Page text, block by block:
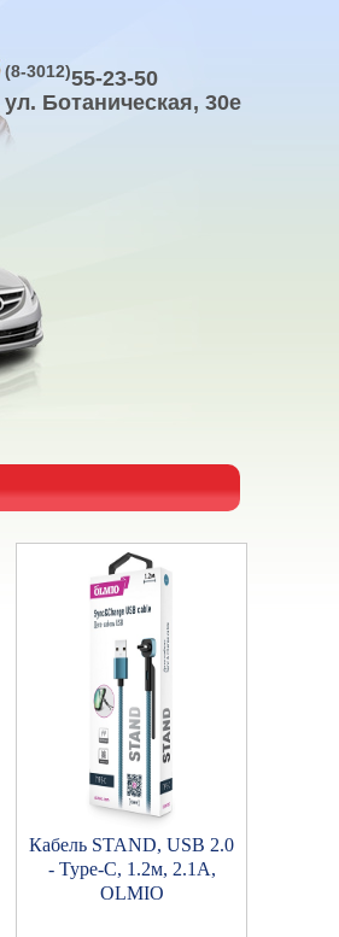
(8-3012)55-23-50
ул. Ботаническая, 30е
Кабель STAND, USB 2.0
- Type-C, 1.2м, 2.1A,
OLMIO